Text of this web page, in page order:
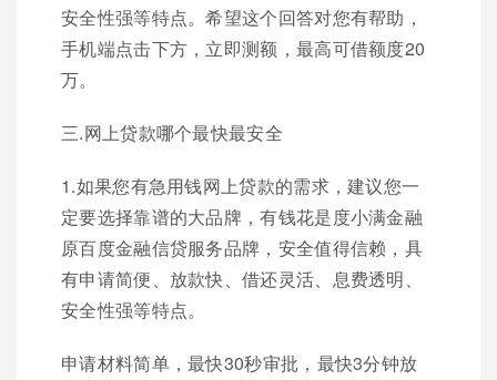
安全性强等特点。希望这个回答对您有帮助，
手机端点击下方，立即测额，最高可借额度20
万。
三.网上贷款哪个最快最安全
1.如果您有急用钱网上贷款的需求，建议您一
定要选择靠谱的大品牌，有钱花是度小满金融
原百度金融信贷服务品牌，安全值得信赖，具
有申请简便、放款快、借还灵活、息费透明、
安全性强等特点。
申请材料简单，最快30秒审批，最快3分钟放